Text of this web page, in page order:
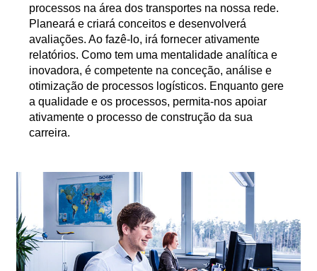
processos na área dos transportes na nossa rede.
Planeará e criará conceitos e desenvolverá
avaliações. Ao fazê-lo, irá fornecer ativamente
relatórios. Como tem uma mentalidade analítica e
inovadora, é competente na conceção, análise e
otimização de processos logísticos. Enquanto gere
a qualidade e os processos, permita-nos apoiar
ativamente o processo de construção da sua
carreira.